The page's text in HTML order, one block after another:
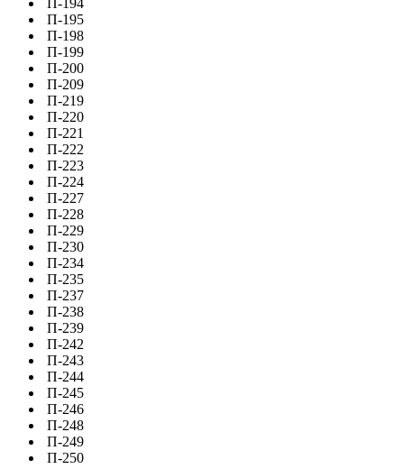
П-194
П-195
П-198
П-199
П-200
П-209
П-219
П-220
П-221
П-222
П-223
П-224
П-227
П-228
П-229
П-230
П-234
П-235
П-237
П-238
П-239
П-242
П-243
П-244
П-245
П-246
П-248
П-249
П-250